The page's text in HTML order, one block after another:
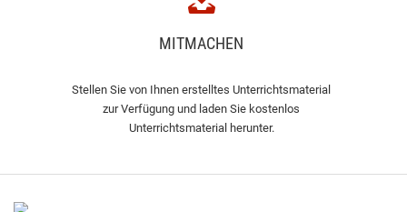
MITMACHEN
Stellen Sie von Ihnen erstelltes Unterrichtsmaterial
zur Verfügung und laden Sie kostenlos
Unterrichtsmaterial herunter.